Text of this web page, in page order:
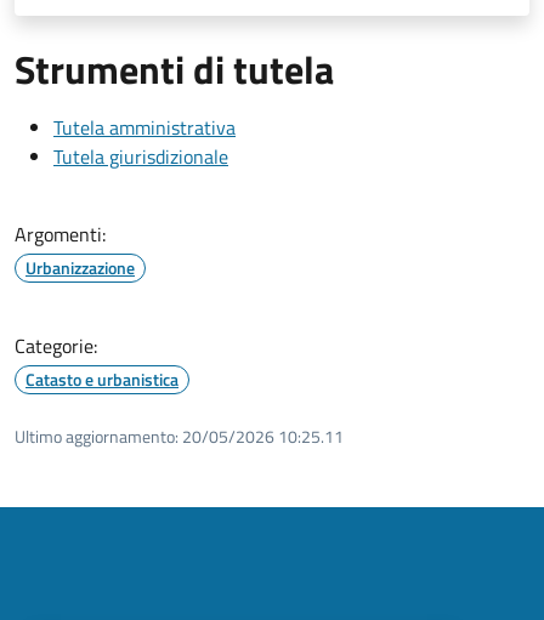
Strumenti di tutela
Tutela amministrativa
Tutela giurisdizionale
Argomenti:
Urbanizzazione
Categorie:
Catasto e urbanistica
Ultimo aggiornamento: 20/05/2026 10:25.11